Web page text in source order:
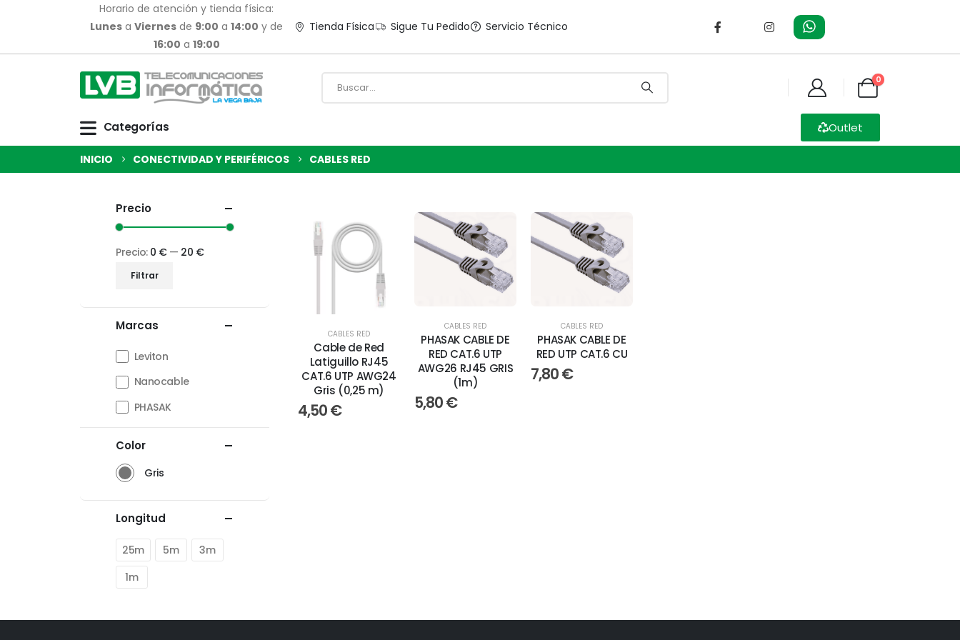
Horario de atención y tienda física:
Lunes aViernes de 9:00 a14:00 y de
16:00 a 19:00
Tienda Física Sigue Tu Pedido Servicio Técnico
0
Categorías Outlet
INICIO CONECTIVIDAD Y PERIFÉRICOS CABLES RED
CABLES RED
Cable de Red
Latiguillo RJ45
CAT.6 UTP AWG24
Gris (0,25 m)
4,50€
CABLES RED
PHASAK CABLE DE
RED CAT.6 UTP
AWG26 RJ45 GRIS
(1m)
5,80€
CABLES RED
PHASAK CABLE DE
RED UTP CAT.6 CU
7,80€
Precio
Filtrar
Precio: 0 €— 20 €
Marcas
Leviton
Nanocable
PHASAK
Color
Gris
Longitud
25m 5m
3m
1m